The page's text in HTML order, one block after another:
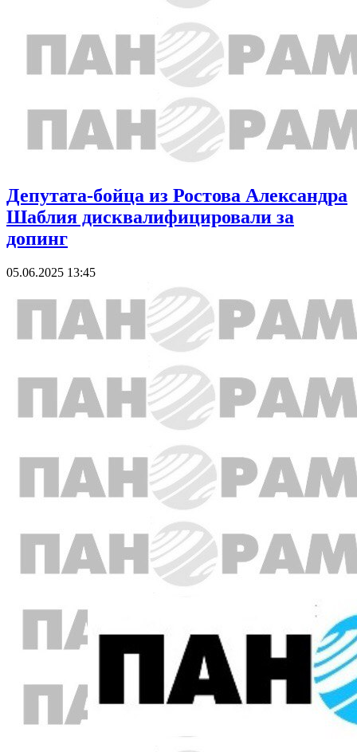
Депутата-бойца из Ростова Александра
Шаблия дисквалифицировали за
допинг
05.06.2025 13:45